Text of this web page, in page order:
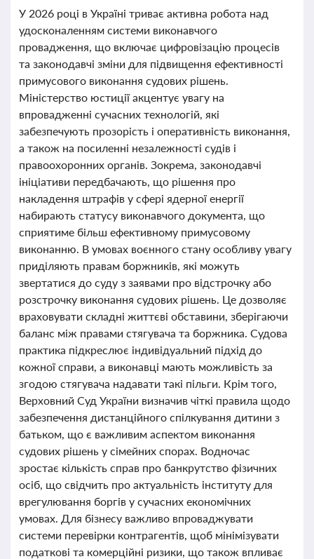
У 2026 році в Україні триває активна робота над
удосконаленням системи виконавчого
провадження, що включає цифровізацію процесів
та законодавчі зміни для підвищення ефективності
примусового виконання судових рішень.
Міністерство юстиції акцентує увагу на
впровадженні сучасних технологій, які
забезпечують прозорість і оперативність виконання,
а також на посиленні незалежності судів і
правоохоронних органів. Зокрема, законодавчі
ініціативи передбачають, що рішення про
накладення штрафів у сфері ядерної енергії
набирають статусу виконавчого документа, що
сприятиме більш ефективному примусовому
виконанню. В умовах воєнного стану особливу увагу
приділяють правам боржників, які можуть
звертатися до суду з заявами про відстрочку або
розстрочку виконання судових рішень. Це дозволяє
враховувати складні життєві обставини, зберігаючи
баланс між правами стягувача та боржника. Судова
практика підкреслює індивідуальний підхід до
кожної справи, а виконавці мають можливість за
згодою стягувача надавати такі пільги. Крім того,
Верховний Суд України визначив чіткі правила щодо
забезпечення дистанційного спілкування дитини з
батьком, що є важливим аспектом виконання
судових рішень у сімейних спорах. Водночас
зростає кількість справ про банкрутство фізичних
осіб, що свідчить про актуальність інституту для
врегулювання боргів у сучасних економічних
умовах. Для бізнесу важливо впроваджувати
системи перевірки контрагентів, щоб мінімізувати
податкові та комерційні ризики, що також впливає